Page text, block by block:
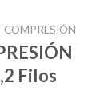
COMPRESIÓN
Filos